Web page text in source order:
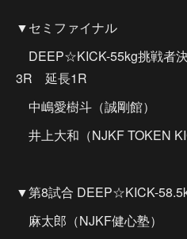
▼セミファイナル
DEEP☆KICK-55kg挑戦者
3R 延長1R
中嶋愛樹斗（誠剛館）
井上大和（NJKF TOKEN
▼第8試合 DEEP☆KICK-
麻太郎（NJKF健心塾）